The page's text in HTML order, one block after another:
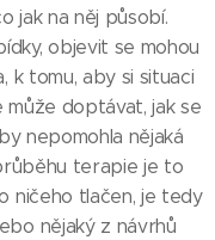
jak na něj působí.
objevit se mohou
k tomu, aby si situaci
může doptávat, jak se
nepomohla nějaká
terapie je to
ničeho tlačen, je tedy
nějaký z návrhů